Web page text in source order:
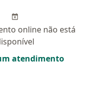
online não está
atendimento